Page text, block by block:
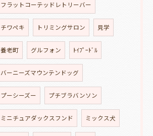
フラットコーテッドレトリーバー
チワペキ トリミングサロン 見学
養老町 グルフォン ﾄｲﾌﾟｰﾄﾞﾙ
バーニーズマウンテンドッグ
プーシーズー プチブラバンソン
ミニチュアダックスフンド ミックス犬